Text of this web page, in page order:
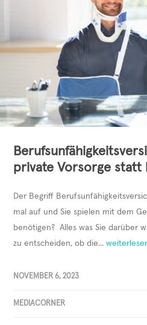
private Vorsorge statt
Der Begriff
mal auf und Sie spielen mit dem
benötigen? Alles was Sie darüber
zu entscheiden, ob die...
NOVEMBER 6, 2023
MEDIACORNER